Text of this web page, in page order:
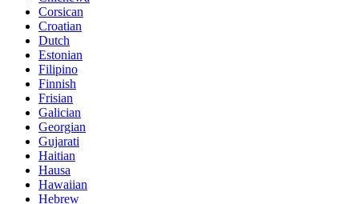
Corsican
Croatian
Dutch
Estonian
Filipino
Finnish
Frisian
Galician
Georgian
Gujarati
Haitian
Hausa
Hawaiian
Hebrew